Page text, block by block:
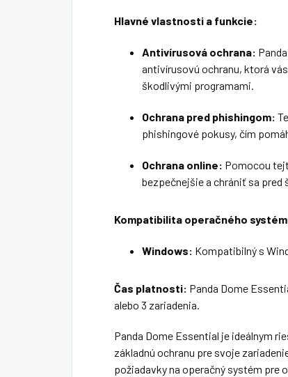
Hlavné vlastnosti a funkcie:
Antivírusová ochrana:
antivírusovú ochranu, ktorá
škodlivými programami.
Ochrana pred phishingom:
phishingové pokusy, čím
Ochrana online: Pomocou
bezpečnejšie a chrániť sa
Kompatibilita operačného
Windows: Kompatibilný s
Čas platnosti: Panda Dome
alebo 3 zariadenia.
Panda Dome Essential je ideálnym
základnú ochranu pre svoje
požiadavky na operačný systém pre